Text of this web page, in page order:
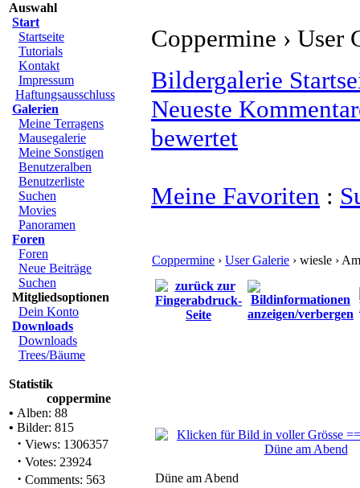
Auswahl
Start
Startseite
Tutorials
Kontakt
Impressum
Haftungsausschluss
Galerien
Meine Terragens
Mausegalerie
Meine Sonstigen
Benutzeralben
Benutzerliste
Suchen
Movies
Panoramen
Foren
Foren
Neue Beiträge
Suchen
Mitgliedsoptionen
Dein Konto
Downloads
Downloads
Trees/Bäume
Statistik
coppermine
• Alben: 88
• Bilder: 815
· Views: 1306357
· Votes: 23924
· Comments: 563
Coppermine › User
Bildergalerie
Neueste
bewertet
Meine Favoriten :
Coppermine › User Galerie › wiesle ›
Düne am Abend